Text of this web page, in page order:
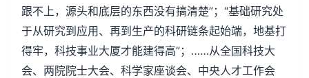
跟不上，源头和底层的东西没有搞清楚”；“基础研究处
于从研究到应用、再到生产的科研链条起始端，地基打
得牢，科技事业大厦才能建得高”；……从全国科技大
会、两院院士大会、科学家座谈会、中央人才工作会